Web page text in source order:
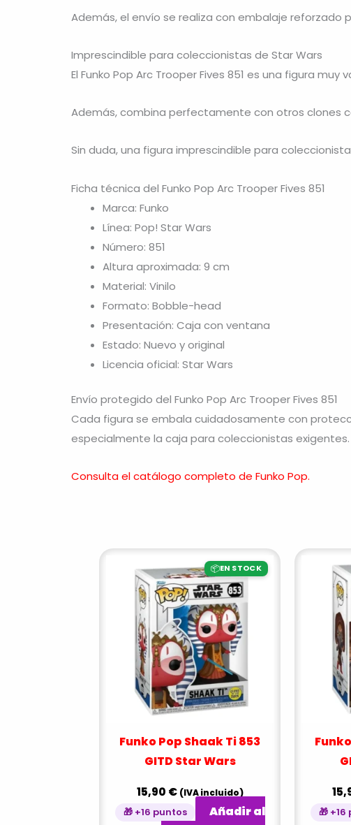
Además, el envío se realiza con embalaje
Imprescindible para coleccionistas de Star Wars
El Funko Pop Arc Trooper Fives 851 es una figura
Además, combina perfectamente con otros clones
Sin duda, una figura imprescindible para
Ficha técnica del Funko Pop Arc Trooper Fives 851
Marca: Funko
Línea: Pop! Star Wars
Número: 851
Altura aproximada: 9 cm
Material: Vinilo
Formato: Bobble-head
Presentación: Caja con ventana
Estado: Nuevo y original
Licencia oficial: Star Wars
Envío protegido del Funko Pop Arc Trooper Fives 851
Cada figura se embala cuidadosamente con
especialmente la caja para coleccionistas exigentes.
Consulta el catálogo completo de Funko Pop.
📦EN STOCK
Funko Pop Shaak Ti 853
GITD Star Wars
15,90 € (IVA incluido)
🎁 +16 puntos Añadir al 🎁